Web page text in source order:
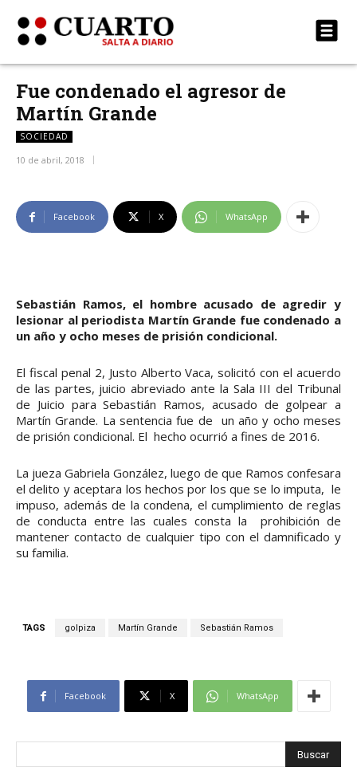
Fue condenado el agresor de
Martín Grande
SOCIEDAD
10 de abril, 2018
Facebook X WhatsApp
Sebastián Ramos, el hombre acusado de agredir y
lesionar al periodista Martín Grande fue condenado a
un año y ocho meses de prisión condicional.
El fiscal penal 2, Justo Alberto Vaca, solicitó con el acuerdo
de las partes, juicio abreviado ante la Sala III del Tribunal
de Juicio para Sebastián Ramos, acusado de golpear a
Martín Grande. La sentencia fue de un año y ocho meses
de prisión condicional. El hecho ocurrió a fines de 2016.
La jueza Gabriela González, luego de que Ramos confesara
el delito y aceptara los hechos por los que se lo imputa, le
impuso, además de la condena, el cumplimiento de reglas
de conducta entre las cuales consta la prohibición de
mantener contacto de cualquier tipo con el damnificado y
su familia.
TAGS golpiza Martín Grande Sebastián Ramos
Facebook X WhatsApp